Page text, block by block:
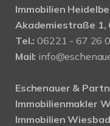
Immobilien
Akademiestraße 1,
Tel.:06221 - 67 26
Mail:
Eschenauer &
Immobilienmakler
Immobilien